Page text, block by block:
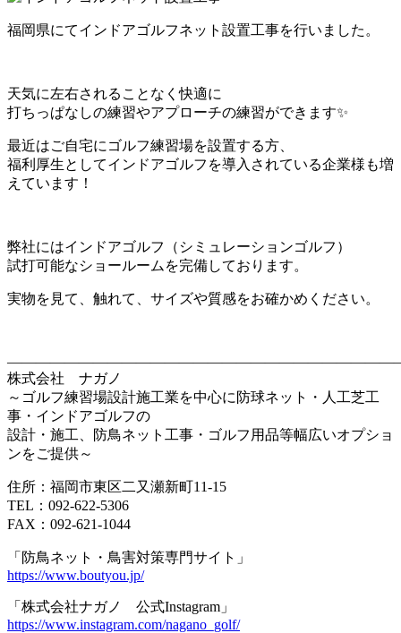
福岡県にてインドアゴルフネット設置工事を行いました。
天気に左右されることなく快適に
打ちっぱなしの練習やアプローチの練習ができます✨
最近はご自宅にゴルフ練習場を設置する方、
福利厚生としてインドアゴルフを導入されている企業様も増
えています！
弊社にはインドアゴルフ（シミュレーションゴルフ）
試打可能なショールームを完備しております。
実物を見て、触れて、サイズや質感をお確かめください。
株式会社 ナガノ
～ゴルフ練習場設計施工業を中心に防球ネット・人工芝工
事・インドアゴルフの
設計・施工、防鳥ネット工事・ゴルフ用品等幅広いオプショ
ンをご提供～
住所：福岡市東区二又瀬新町11-15
TEL：092-622-5306
FAX：092-621-1044
「防鳥ネット・鳥害対策専門サイト」
https://www.boutyou.jp/
「株式会社ナガノ 公式Instagram」
https://www.instagram.com/nagano_golf/